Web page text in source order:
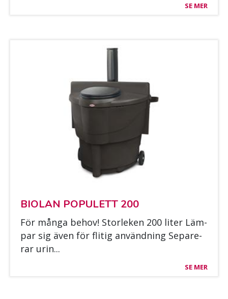
SE MER
BIO­LAN PO­PU­LETT 200
För mån­ga be­hov! Stor­le­ken 200 li­ter Läm­
par sig även för fli­tig an­vänd­ning Se­pa­re­
rar urin...
SE MER